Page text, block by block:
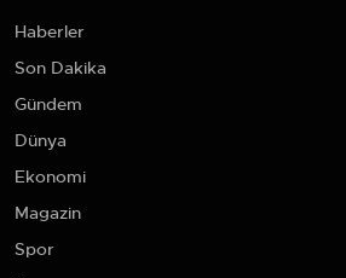
Haberler
Son Dakika
Gündem
Dünya
Ekonomi
Magazin
Spor